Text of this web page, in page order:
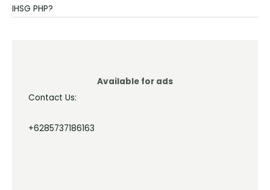
IHSG PHP?
Available for ads
Contact Us:
+6285737186163